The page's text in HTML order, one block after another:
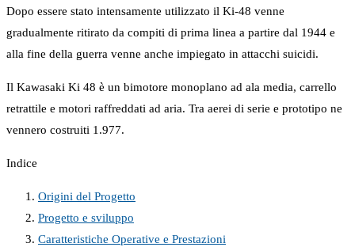
Dopo essere stato intensamente utilizzato il Ki-48 venne
gradualmente ritirato da compiti di prima linea a partire dal 1944 e
alla fine della guerra venne anche impiegato in attacchi suicidi.
Il Kawasaki Ki 48 è un bimotore monoplano ad ala media, carrello
retrattile e motori raffreddati ad aria. Tra aerei di serie e prototipo ne
vennero costruiti 1.977.
Indice
Origini del Progetto
Progetto e sviluppo
Caratteristiche Operative e Prestazioni